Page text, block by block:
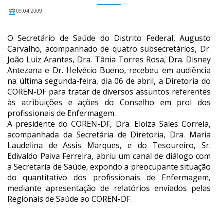
09.04.2009
O Secretário de Saúde do Distrito Federal, Augusto
Carvalho, acompanhado de quatro subsecretários, Dr.
João Luiz Arantes, Dra. Tânia Torres Rosa, Dra. Disney
Antezana e Dr. Helvécio Bueno, recebeu em audiência
na última segunda-feira, dia 06 de abril, a Diretoria do
COREN-DF para tratar de diversos assuntos referentes
às atribuições e ações do Conselho em prol dos
profissionais de Enfermagem.
A presidente do COREN-DF, Dra. Eloiza Sales Correia,
acompanhada da Secretária de Diretoria, Dra. Maria
Laudelina de Assis Marques, e do Tesoureiro, Sr.
Edivaldo Paiva Ferreira, abriu um canal de diálogo com
a Secretaria de Saúde, expondo a preocupante situação
do quantitativo dos profissionais de Enfermagem,
mediante apresentação de relatórios enviados pelas
Regionais de Saúde ao COREN-DF.